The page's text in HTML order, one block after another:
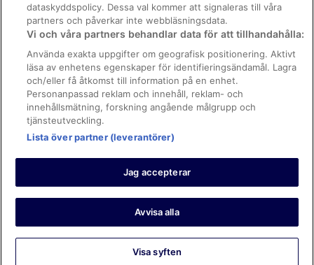
Juridisk information/Kontakta oss
Riktlinjer för innehåll och anmäla innehåll
Hjälp
Kontakta oss
Avboka eller ändra din bokning
Boka ett flyg med flygbolagskredit
Återbetalningsprocess och tidslinjer
© 2026 Expedia, Inc., ett företag inom Expedia Group.
https://www.expediagroup.com/ Med ensamrätt. MrJet är ett
varumärke eller registrerat varumärke som tillhör Expedia, Inc.
dataskyddspolicy. Dessa val kommer att signaleras till våra
partners och påverkar inte webbläsningsdata.
Vi och våra partners behandlar data för att tillhandahålla:
Använda exakta uppgifter om geografisk positionering. Aktivt
läsa av enhetens egenskaper för identifieringsändamål. Lagra
och/eller få åtkomst till information på en enhet.
Personanpassad reklam och innehåll, reklam- och
innehållsmätning, forskning angående målgrupp och
tjänsteutveckling.
Lista över partner (leverantörer)
Jag accepterar
Avvisa alla
Visa syften